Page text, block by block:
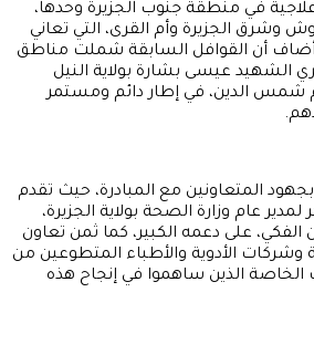
إقامة 10 أيام علاجية في منطقة جنوب الجزيرة وحدها،
وشرق الجزيرة وأم القرى، التي تعاني
أن القوافل السابقة شملت مناطق
عيسى بشارة بولاية النيل
شمس الدين، في إطار دائم ومستمر
بجهود المتعاونين مع المبادرة، حيث تقدم
لمدير عام وزارة الصحة بولاية الجزيرة،
الفكي، على دعمه الكبير، كما ثمن تعاون
وشركات الأدوية والأطباء المتطوعين من
الذين ساهموا في إنجاح هذه